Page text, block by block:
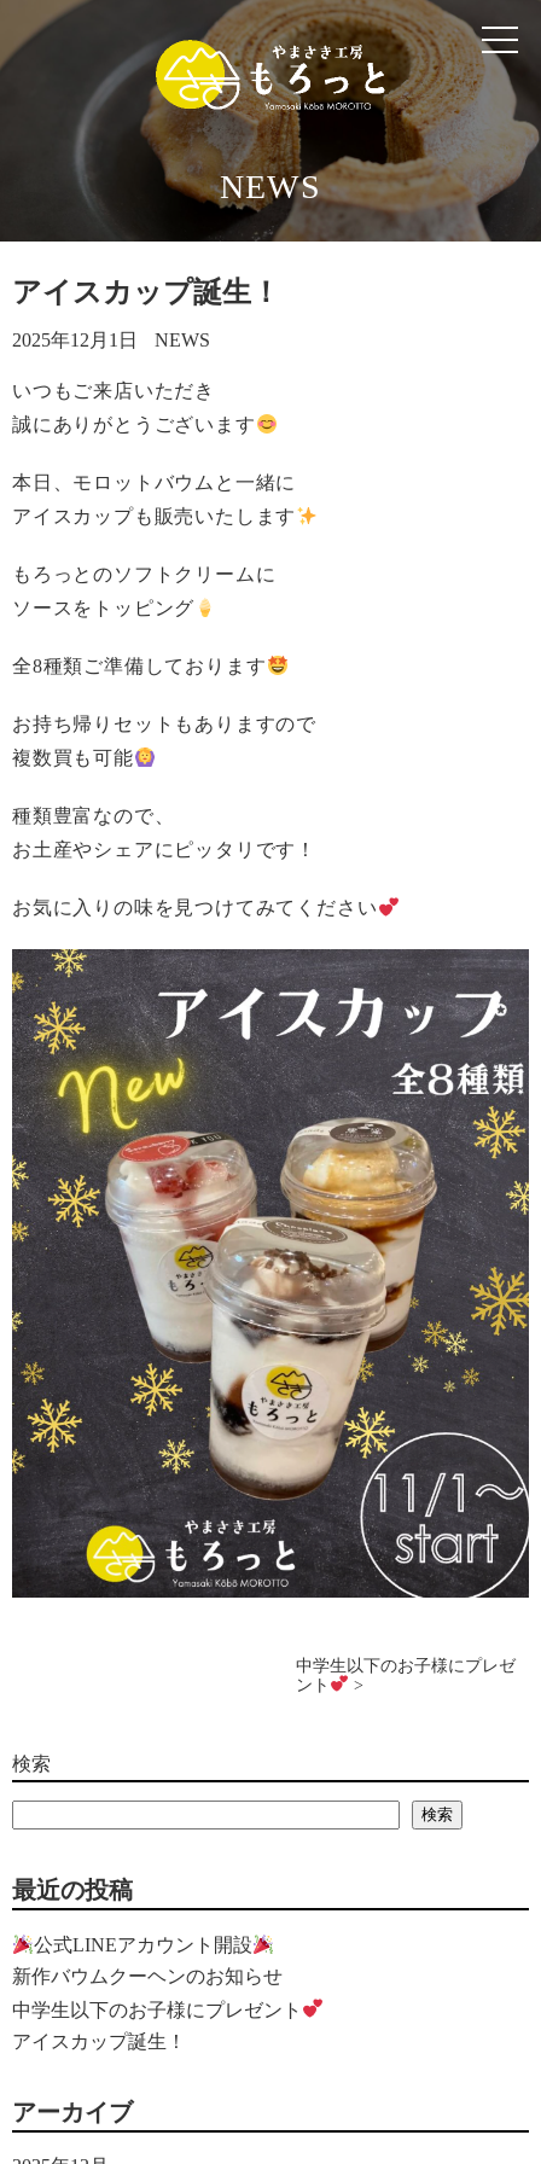
ホーム
メニュー
もろっとについて
電話 0984-27-3525
NEWS
アイスカップ誕生！
2025年12月1日 NEWS
いつもご来店いただき
誠にありがとうございます
本日、モロットバウムと一緒に
アイスカップも販売いたします
もろっとのソフトクリームに
ソースをトッピング
全8種類ご準備しております
お持ち帰りセットもありますので
複数買も可能
種類豊富なので、
お土産やシェアにピッタリです！
お気に入りの味を見つけてみてください
中学生以下のお子様にプレゼ
ント
>
検索
検索
最近の投稿
公式LINEアカウント開設
新作バウムクーヘンのお知らせ
中学生以下のお子様にプレゼント
アイスカップ誕生！
アーカイブ